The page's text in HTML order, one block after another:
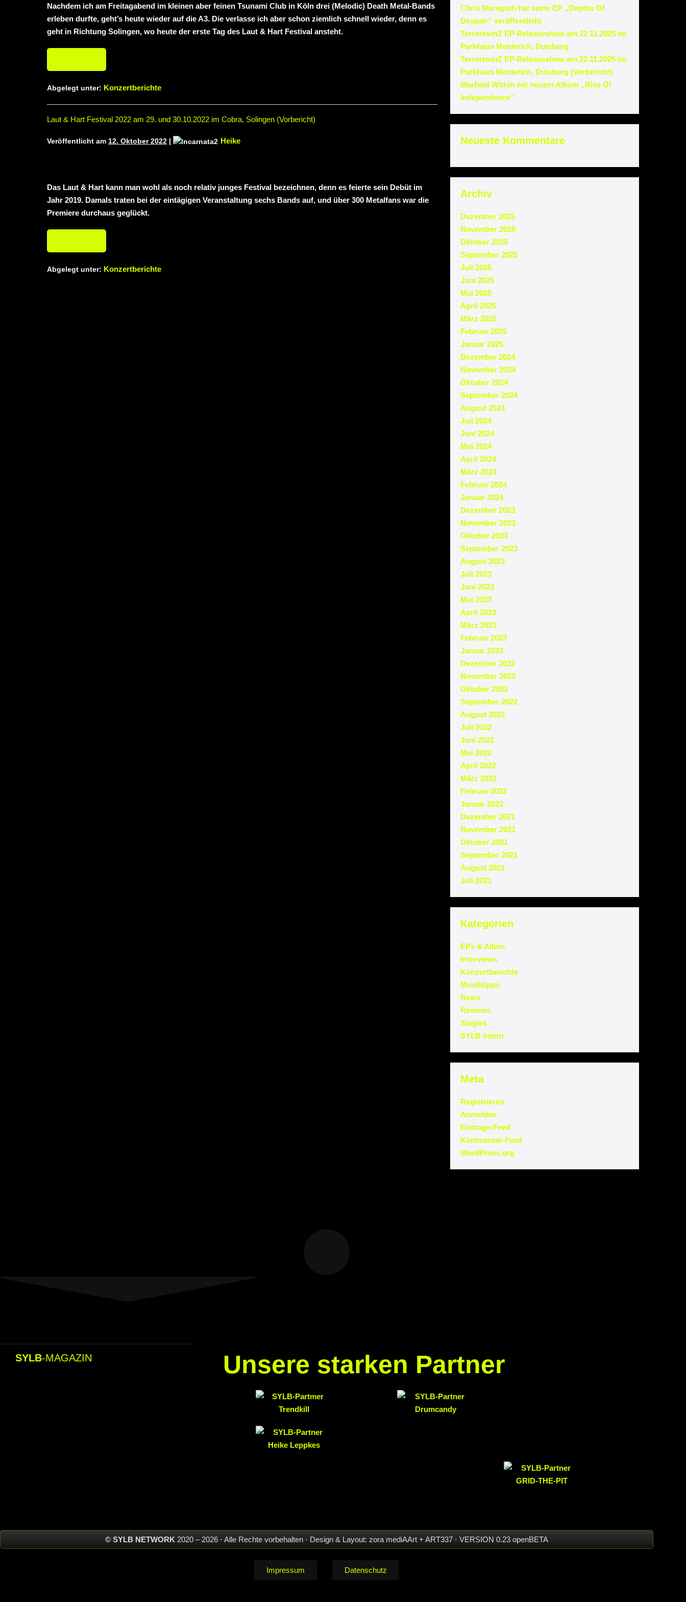
Nachdem ich am Freitagabend im kleinen aber feinen Tsunami Club in Köln drei (Melodic) Death Metal-Bands
erleben durfte, geht’s heute wieder auf die A3. Die verlasse ich aber schon ziemlich schnell wieder, denn es
geht in Richtung Solingen, wo heute der erste Tag des Laut & Hart Festival ansteht.
Abgelegt unter: Konzertberichte
Laut & Hart Festival 2022 am 29. und 30.10.2022 im Cobra, Solingen (Vorbericht)
Veröffentlicht am 12. Oktober 2022 | Heike
Das Laut & Hart kann man wohl als noch relativ junges Festival bezeichnen, denn es feierte sein Debüt im
Jahr 2019. Damals traten bei der eintägigen Veranstaltung sechs Bands auf, und über 300 Metalfans war die
Premiere durchaus geglückt.
Abgelegt unter: Konzertberichte
Chris Maragoth hat seine EP „Depths Of
Despair“ veröffentlicht
TerrortwinZ EP-Releaseshow am 22.11.2025 im
Parkhaus Meiderich, Duisburg
TerrortwinZ EP-Releaseshow am 22.11.2025 im
Parkhaus Meiderich, Duisburg (Vorbericht)
Warfield Within mit neuem Album „Rise Of
Independence“
Neueste Kommentare
Archiv
Dezember 2025
November 2025
Oktober 2025
September 2025
Juli 2025
Juni 2025
Mai 2025
April 2025
März 2025
Februar 2025
Januar 2025
Dezember 2024
November 2024
Oktober 2024
September 2024
August 2024
Juli 2024
Juni 2024
Mai 2024
April 2024
März 2024
Februar 2024
Januar 2024
Dezember 2023
November 2023
Oktober 2023
September 2023
August 2023
Juli 2023
Juni 2023
Mai 2023
April 2023
März 2023
Februar 2023
Januar 2023
Dezember 2022
November 2022
Oktober 2022
September 2022
August 2022
Juli 2022
Juni 2022
Mai 2022
April 2022
März 2022
Februar 2022
Januar 2022
Dezember 2021
November 2021
Oktober 2021
September 2021
August 2021
Juli 2021
Kategorien
EPs & Alben
Interviews
Konzertberichte
Musiktipps
News
Reviews
Singles
SYLB intern
Meta
Registrieren
Anmelden
Eintrags-Feed
Kommentar-Feed
WordPress.org
SYLB-MAGAZIN Unsere starken Partner
© SYLB NETWORK 2020 – 2026 ⋅ Alle Rechte vorbehalten ⋅ Design & Layout: zora mediAArt + ART337 ⋅ VERSION 0.23 openBETA
Impressum Datenschutz